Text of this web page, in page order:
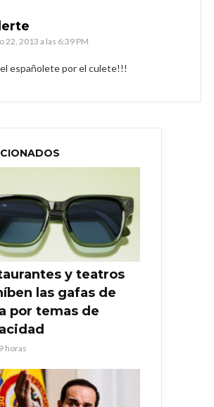
22, 2013 a las 6:39 PM
españolete por el culete!!!
y teatros
las gafas de
por temas de
horas